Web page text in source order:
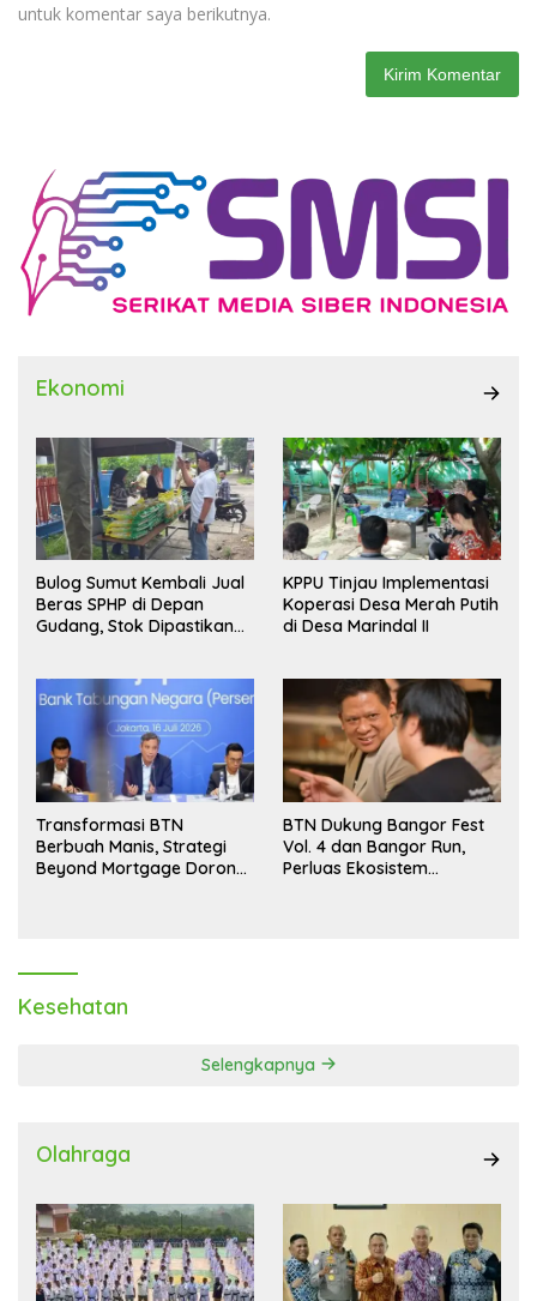
untuk komentar saya berikutnya.
Ekonomi
Bulog Sumut Kembali Jual
Beras SPHP di Depan
Gudang, Stok Dipastikan
KPPU Tinjau Implementasi
Koperasi Desa Merah Putih
di Desa Marindal II
Transformasi BTN
Berbuah Manis, Strategi
Beyond Mortgage Dorong
BTN Dukung Bangor Fest
Vol. 4 dan Bangor Run,
Perluas Ekosistem
Kesehatan
Selengkapnya
Olahraga